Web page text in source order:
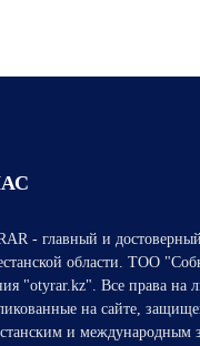
- главный и
области. ТОО
"otyrar.kz". Все права на
на сайте,
и международным